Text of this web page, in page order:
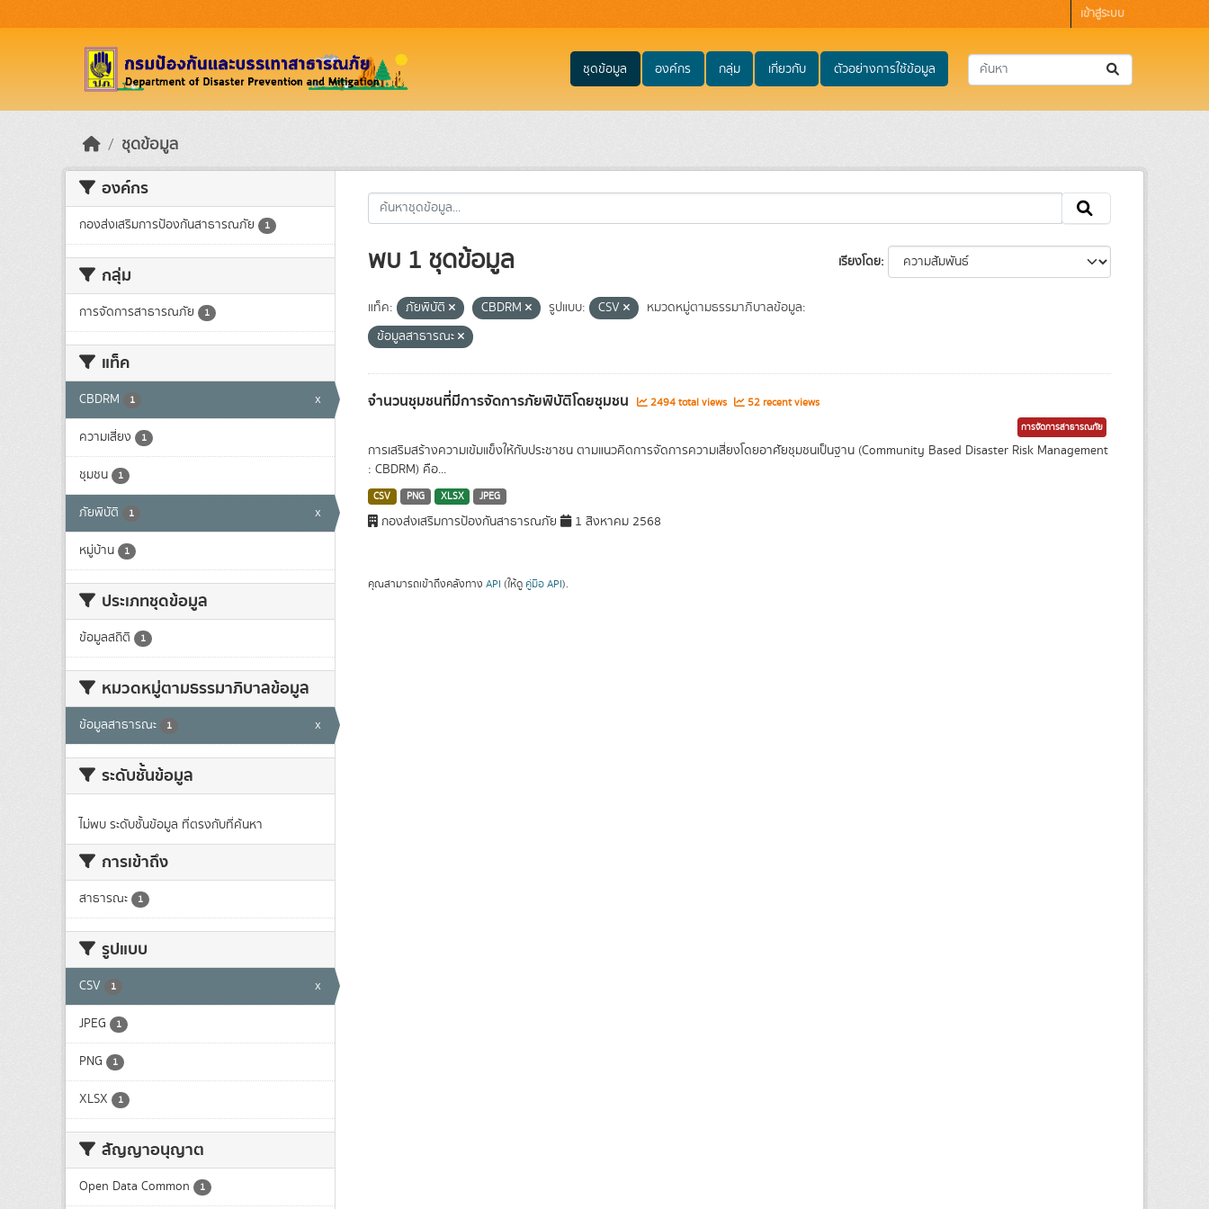
เข้าสู่ระบบ
ชุดข้อมูล องค์กร กลุ่ม เกี่ยวกับ ตัวอย่างการใช้ข้อมูล
ชุดข้อมูล
องค์กร
กองส่งเสริมการป้องกันสาธารณภัย 1
กลุ่ม
การจัดการสาธารณภัย 1
แท็ค
CBDRM 1 x
ความเสี่ยง 1
ชุมชน 1
ภัยพิบัติ 1 x
หมู่บ้าน 1
ประเภทชุดข้อมูล
ข้อมูลสถิติ 1
หมวดหมู่ตามธรรมาภิบาลข้อมูล
ข้อมูลสาธารณะ 1 x
ระดับชั้นข้อมูล
ไม่พบ ระดับชั้นข้อมูล ที่ตรงกับที่ค้นหา
การเข้าถึง
สาธารณะ 1
รูปแบบ
CSV 1 x
JPEG 1
PNG 1
XLSX 1
สัญญาอนุญาต
Open Data Common 1
เรียงโดย
พบ 1 ชุดข้อมูล
แท็ค: ภัยพิบัติ CBDRM รูปแบบ: CSV
หมวดหมู่ตามธรรมาภิบาลข้อมูล:
ข้อมูลสาธารณะ
จำนวนชุมชนที่มีการจัดการภัยพิบัติโดยชุมชน 2494 total views 52 recent views
การจัดการสาธารณภัย
การเสริมสร้างความเข้มแข็งให้กับประชาชน ตามแนวคิดการจัดการความเสี่ยงโดยอาศัยชุมชนเป็นฐาน (Community Based Disaster Risk Management
: CBDRM) คือ...
CSV PNG XLSX JPEG
กองส่งเสริมการป้องกันสาธารณภัย 1 สิงหาคม 2568
คุณสามารถเข้าถึงคลังทาง API (ให้ดู คู่มือ API).